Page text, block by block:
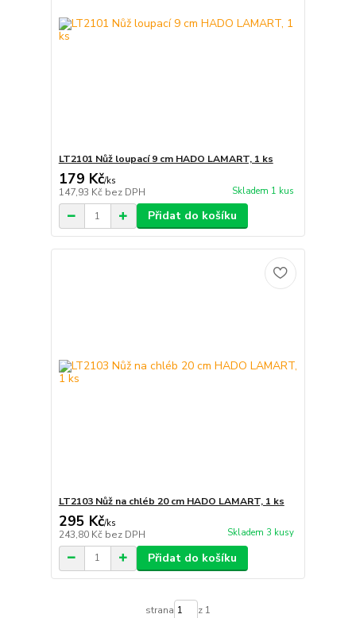
LT2101 Nůž loupací 9 cm HADO LAMART, 1 ks
179 Kč/ks
147,93 Kč bez DPH Skladem 1 kus
Přidat do košíku
LT2103 Nůž na chléb 20 cm HADO LAMART, 1 ks
295 Kč/ks
243,80 Kč bez DPH Skladem 3 kusy
Přidat do košíku
strana z 1